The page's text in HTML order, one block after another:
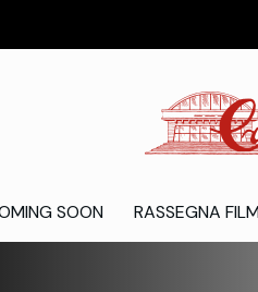
SOON RASSEGNA